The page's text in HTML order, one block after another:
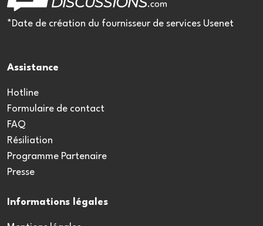
*Date de création du fournisseur de services Usenet
Assistance
Hotline
Formulaire de contact
FAQ
Résiliation
Programme Partenaire
Presse
Informations légales